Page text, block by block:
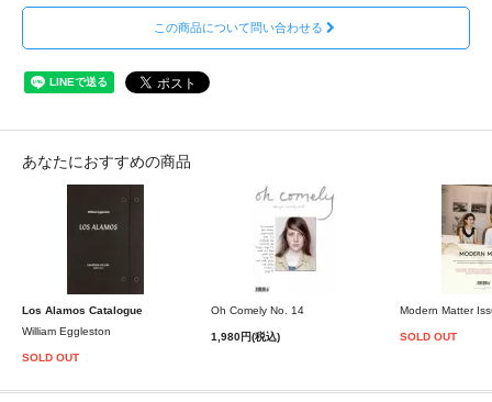
この商品について問い合わせる
あなたにおすすめの商品
Los Alamos Catalogue
William Eggleston
SOLD OUT
Oh Comely No. 14
1,980円(税込)
Modern Matter
SOLD OUT